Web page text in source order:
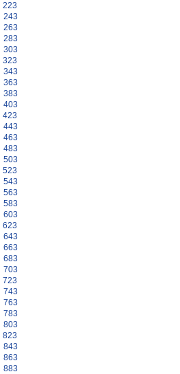
223
243
263
283
303
323
343
363
383
403
423
443
463
483
503
523
543
563
583
603
623
643
663
683
703
723
743
763
783
803
823
843
863
883